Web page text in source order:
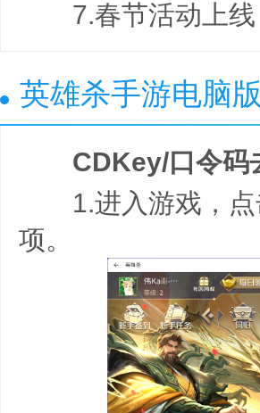
7.春节活动上线
英雄杀手游电脑
CDKey/口令码
1.进入游戏，点
项。